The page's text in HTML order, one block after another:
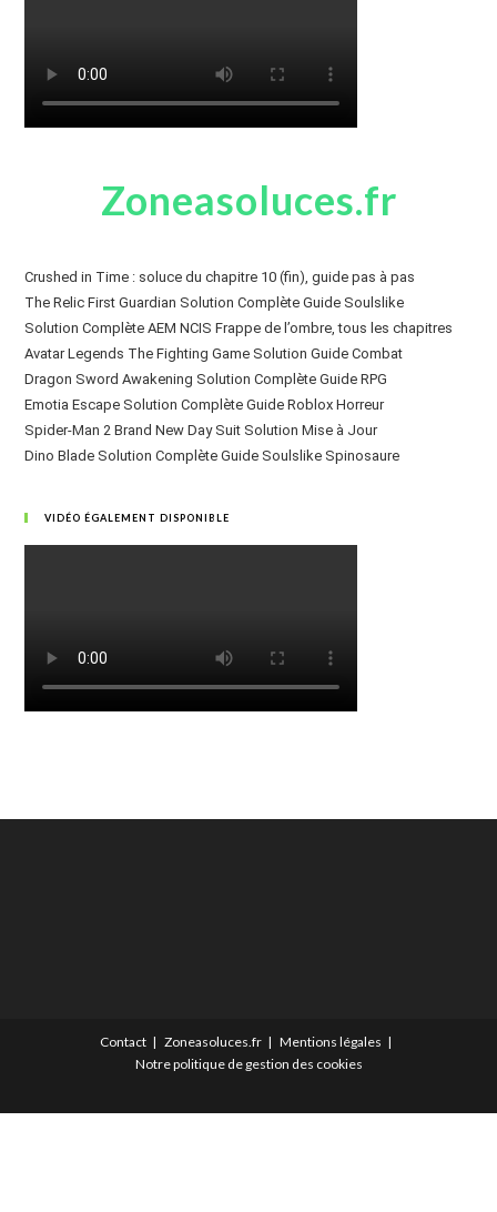
Zoneasoluces.fr
Crushed in Time : soluce du chapitre 10 (fin), guide pas à pas
The Relic First Guardian Solution Complète Guide Soulslike
Solution Complète AEM NCIS Frappe de l’ombre, tous les chapitres
Avatar Legends The Fighting Game Solution Guide Combat
Dragon Sword Awakening Solution Complète Guide RPG
Emotia Escape Solution Complète Guide Roblox Horreur
Spider-Man 2 Brand New Day Suit Solution Mise à Jour
Dino Blade Solution Complète Guide Soulslike Spinosaure
VIDÉO ÉGALEMENT DISPONIBLE
Contact Zoneasoluces.fr
Mentions légales
Notre politique de gestion des cookies